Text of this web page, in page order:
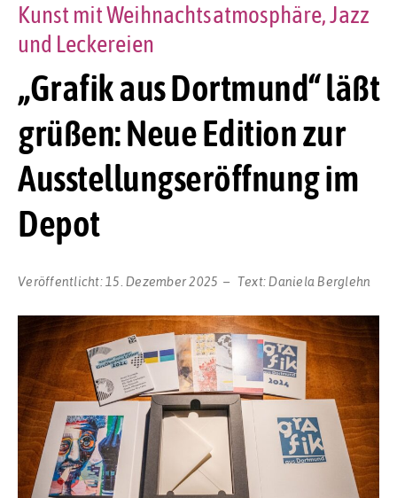
„Grafik aus Dortmund“ läßt
grüßen: Neue Edition zur
Ausstellungseröffnung im
Depot
Kunst mit Weihnachtsatmosphäre, Jazz
und Leckereien
Veröffentlicht: 15. Dezember 2025 Text:Daniela Berglehn